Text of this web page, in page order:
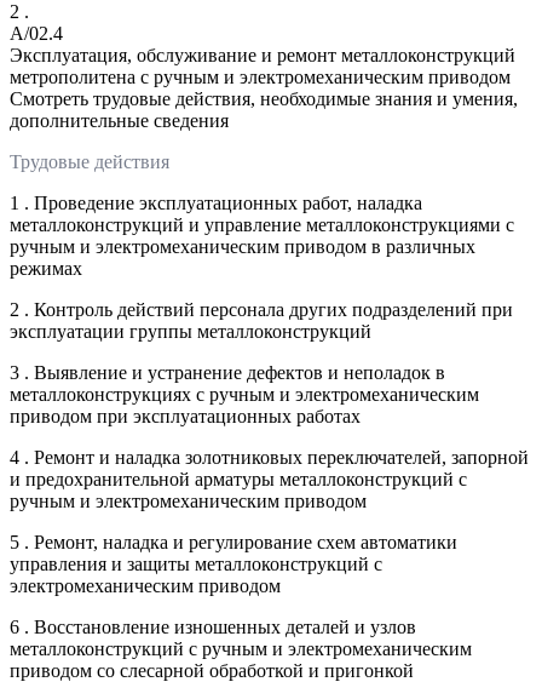
2 .
A/02.4
Эксплуатация, обслуживание и ремонт металлоконструкций
метрополитена с ручным и электромеханическим приводом
Смотреть трудовые действия, необходимые знания и умения,
дополнительные сведения
Трудовые действия
1 . Проведение эксплуатационных работ, наладка
металлоконструкций и управление металлоконструкциями с
ручным и электромеханическим приводом в различных
режимах
2 . Контроль действий персонала других подразделений при
эксплуатации группы металлоконструкций
3 . Выявление и устранение дефектов и неполадок в
металлоконструкциях с ручным и электромеханическим
приводом при эксплуатационных работах
4 . Ремонт и наладка золотниковых переключателей, запорной
и предохранительной арматуры металлоконструкций с
ручным и электромеханическим приводом
5 . Ремонт, наладка и регулирование схем автоматики
управления и защиты металлоконструкций с
электромеханическим приводом
6 . Восстановление изношенных деталей и узлов
металлоконструкций с ручным и электромеханическим
приводом со слесарной обработкой и пригонкой